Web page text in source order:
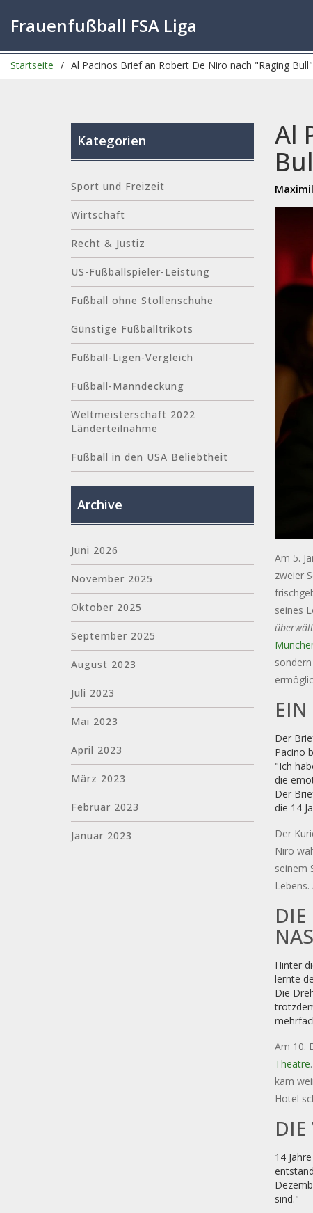
Frauenfußball FSA Liga
Startseite Al Pacinos Brief an Robert De Niro nach "Raging
Al
Am 5.
zweier
seines
EIN
Der
Pacino
"Ich
die
Der
die 14
Der
Niro
seinem
DIE
Hinter
lernte
Die
Am 10.
Theatre
kam
Hotel
14
sind."
Kategorien
Sport und Freizeit
Wirtschaft
Recht & Justiz
US-Fußballspieler-Leistung
Fußball ohne Stollenschuhe
Günstige Fußballtrikots
Fußball-Ligen-Vergleich
Fußball-Manndeckung
Weltmeisterschaft 2022
Länderteilnahme
Fußball in den USA Beliebtheit
Archive
Juni 2026
November 2025
Oktober 2025
September 2025
August 2023
Juli 2023
Mai 2023
April 2023
März 2023
Februar 2023
Januar 2023